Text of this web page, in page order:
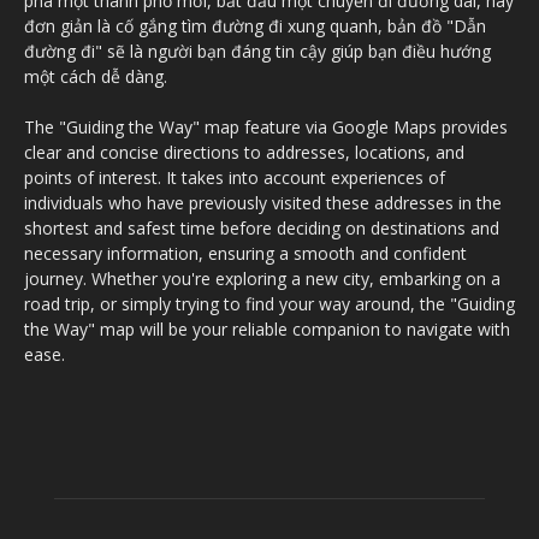
đơn giản là cố gắng tìm đường đi xung quanh, bản đồ "Dẫn
đường đi" sẽ là người bạn đáng tin cậy giúp bạn điều hướng
một cách dễ dàng.
The "Guiding the Way" map feature via Google Maps provides
clear and concise directions to addresses, locations, and
points of interest. It takes into account experiences of
individuals who have previously visited these addresses in the
shortest and safest time before deciding on destinations and
necessary information, ensuring a smooth and confident
journey. Whether you're exploring a new city, embarking on a
road trip, or simply trying to find your way around, the "Guiding
the Way" map will be your reliable companion to navigate with
ease.